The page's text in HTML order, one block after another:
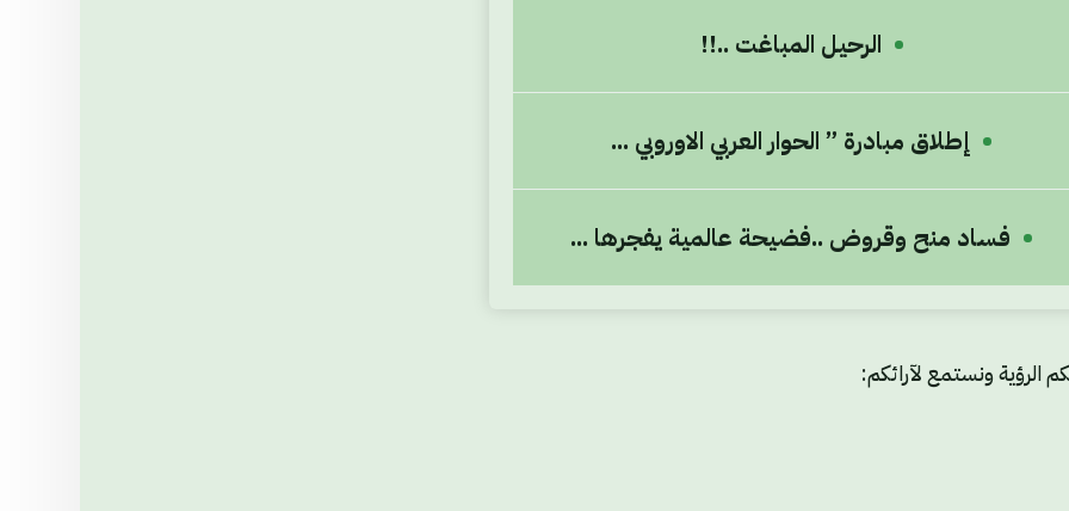
الرحيل المباغت ..!!
إطلاق مبادرة ” الحوار العربي الاوروبي ...
فساد منح وقروض ..فضيحة عالمية يفجرها ...
الرؤية ونستمع لآرائكم: